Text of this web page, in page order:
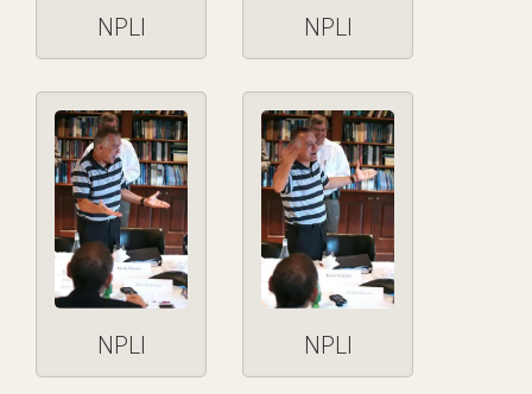
NPLI NPLI
NPLI NPLI